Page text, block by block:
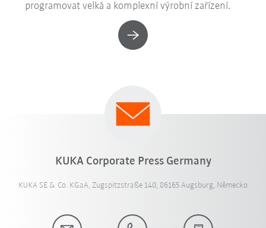
programovat velká a komplexní výrobní zařízení.
KUKA Corporate Press Germany
KUKA SE & Co. KGaA, Zugspitzstraße 140, 86165 Augsburg, Německo